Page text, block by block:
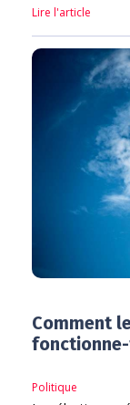
Lire l'article
Comment
Politique